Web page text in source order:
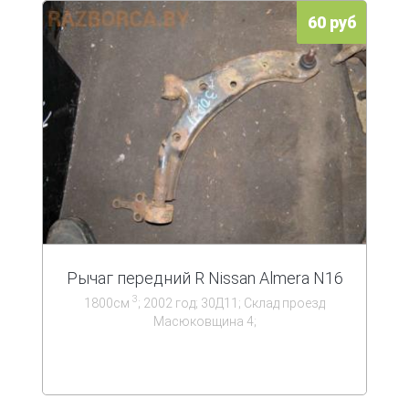
60 руб
Рычаг передний R Nissan Almera N16
1800см 3; 2002 год; 30Д11; Склад проезд
Масюковщина 4;